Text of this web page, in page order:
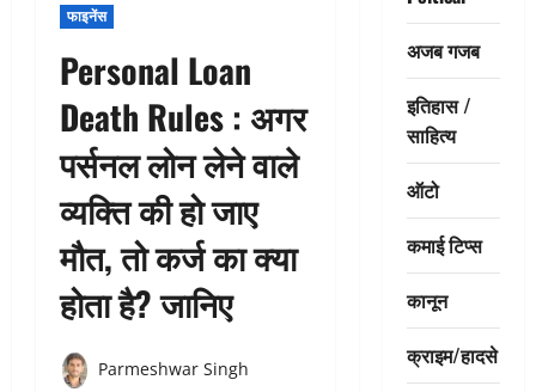
फाइनेंस
Personal Loan
Death Rules : अगर
पर्सनल लोन लेने वाले
व्यक्ति की हो जाए
मौत, तो कर्ज का क्या
होता है? जानिए
Parmeshwar Singh
अजब गजब
इतिहास /
साहित्य
ऑटो
कमाई टिप्स
कानून
क्राइम/हादसे